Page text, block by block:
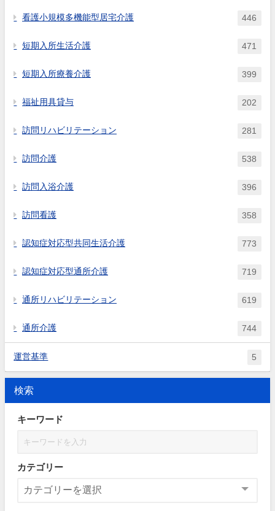
看護小規模多機能型居宅介護 446
短期入所生活介護 471
短期入所療養介護 399
福祉用具貸与 202
訪問リハビリテーション 281
訪問介護 538
訪問入浴介護 396
訪問看護 358
認知症対応型共同生活介護 773
認知症対応型通所介護 719
通所リハビリテーション 619
通所介護 744
運営基準 5
検索
キーワード
カテゴリー